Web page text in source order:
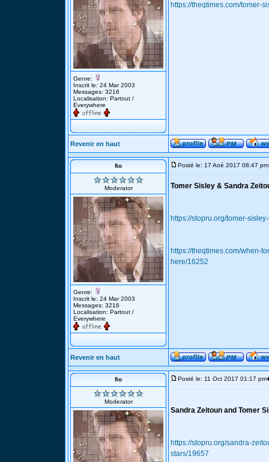
Genre:
Inscrit le: 24 Mar 2003
Messages: 3216
Localisation: Partout /
Everywhere
https://theqtimes.com/tomer-
Revenir en haut
fio
Moderator
Genre:
Inscrit le: 24 Mar 2003
Messages: 3216
Localisation: Partout /
Everywhere
Posté le: 17 Aoé 2017 08:47 pm
Tomer Sisley & Sandra
https://stopru.org/tomer-
https://theqtimes.com/when-
here/16252
Revenir en haut
fio
Moderator
Posté le: 11 Oct 2017 01:17 pm
Sandra Zeitoun and Tomer
https://stopru.org/sandra-
stars/19657